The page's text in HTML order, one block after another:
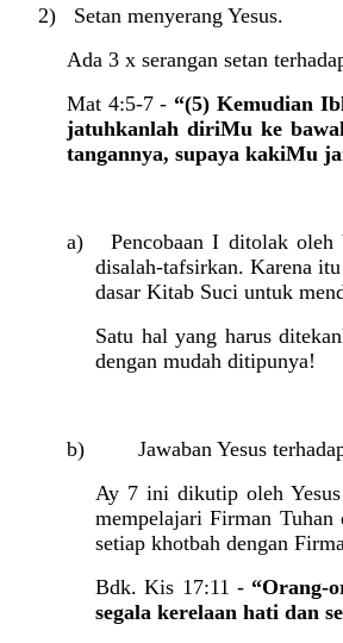
2) Setan menyerang Yesus.
Ada 3 x serangan setan
Mat 4:5-7 - “(5) Kemudian
jatuhkanlah diriMu ke
tangannya, supaya kakiMu
a) Pencobaan I ditolak oleh
disalah-tafsirkan. Karena
dasar Kitab Suci untuk
Satu hal yang harus
dengan mudah ditipunya!
b) Jawaban Yesus terhadap
Ay 7 ini dikutip oleh
mempelajari Firman Tuhan
setiap khotbah dengan
Bdk. Kis 17:11 - “Orang-
segala kerelaan hati dan